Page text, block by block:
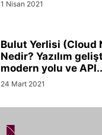
1 Nisan 2021
Bulut Yerlisi (Cloud
Nedir? Yazılım
modern yolu ve
24 Mart 2021